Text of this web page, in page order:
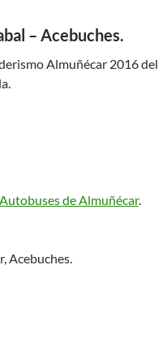
– Acebuches.
Almuñécar 2016 del
de Almuñécar.
Acebuches.